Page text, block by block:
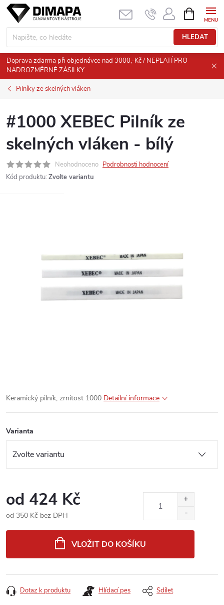
Přejít
obsah
HLEDAT
NÁKUPNÍ
KOŠÍK
Doprava zdarma při objednávce nad 3000,-Kč / NEPLATÍ PRO
NADROZMĚRNÉ ZÁSILKY
Pilníky ze skelných vláken
#1000 XEBEC Pilník ze
skelných vláken - bílý
Neohodnoceno Podrobnosti hodnocení
Kód produktu: Zvolte variantu
Keramický pilník, zrnitost 1000 Detailní informace
Varianta
od 424 Kč
od 350 Kč bez DPH
VLOŽIT DO KOŠÍKU
Dotaz k produktu Hlídací pes Sdílet